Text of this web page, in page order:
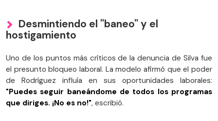
Desmintiendo el "baneo" y el
hostigamiento
Uno de los puntos más críticos de la denuncia de Silva fue
el presunto bloqueo laboral. La modelo afirmó que el poder
de Rodríguez influía en sus oportunidades laborales:
"Puedes seguir baneándome de todos los programas
que diriges. ¡No es no!", escribió.